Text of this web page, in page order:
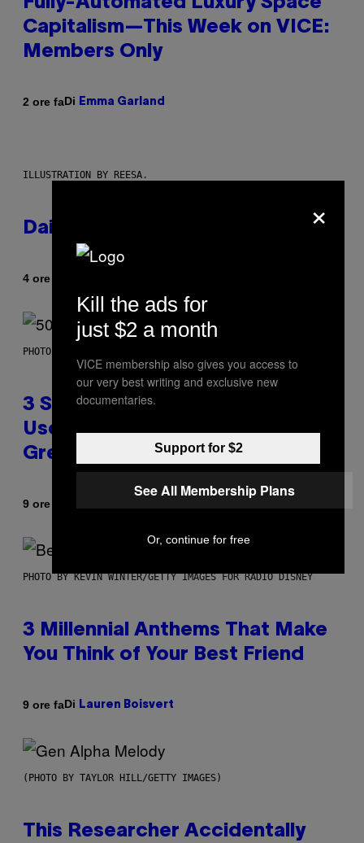
Capitalism—This Week on VICE:
Members Only
2 ore faDi Emma Garland
ILLUSTRATION BY REESA.
Daily Horoscope: August 7, 2026
4 ore fa
PHOTO BY GREGORY BOJORQUEZ/GETTY IMAGES
3 Songs That Were Commonly
Used As a Ringtone or Voicemail
Greeting in the 2000s
9 ore fa
PHOTO BY KEVIN WINTER/GETTY IMAGES FOR RADIO DISNEY
3 Millennial Anthems That Make
You Think of Your Best Friend
9 ore faDi Lauren Boisvert
(PHOTO BY TAYLOR HILL/GETTY IMAGES)
This Researcher Accidentally
×
Kill the ads for
just $2 a month
VICE membership also gives you access to
our very best writing and exclusive new
documentaries.
Support for $2
See All Membership Plans
Or, continue for free